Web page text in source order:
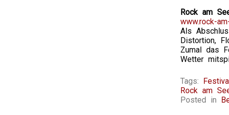
Rock am
www.rock-
Als
Distortion,
Zumal das
Wetter
Tags:
Rock am
Posted in